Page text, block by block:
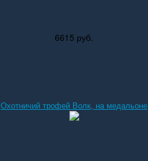
6615 руб.
Охотничий трофей Волк, на медальоне